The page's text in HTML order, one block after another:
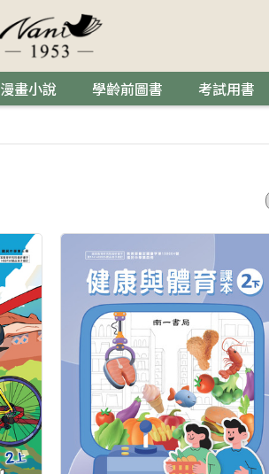
漫畫小說 學齡前圖書 考試用書